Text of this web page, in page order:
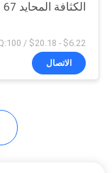
الكثافة المحايد 67 مم
$6.22 - $20.18 / Piece MOQ:100
الاتصال